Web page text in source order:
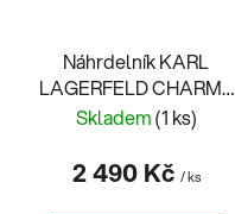
Náhrdelník KARL
LAGERFELD CHARMS
KLAYD02
Skladem(1 ks)
2 490 Kč / ks